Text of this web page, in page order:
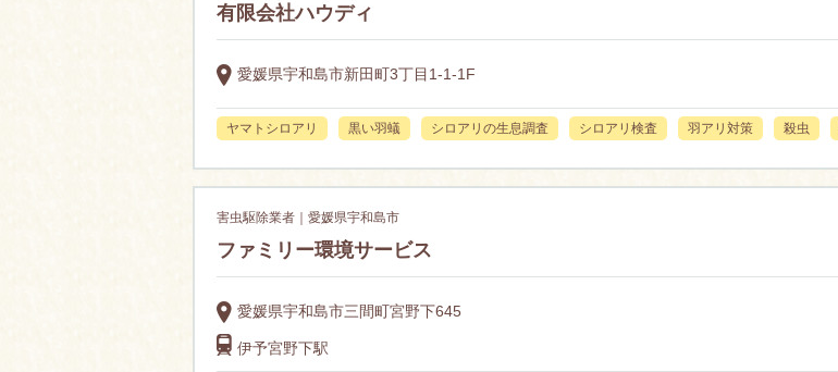
有限会社ハウディ
愛媛県宇和島市新田町3丁目1-1-1F
ヤマトシロアリ 黒い羽蟻 シロアリの生息調査 シロアリ検査 羽アリ対策 殺虫
害虫駆除業者｜愛媛県宇和島市
ファミリー環境サービス
愛媛県宇和島市三間町宮野下645
伊予宮野下駅